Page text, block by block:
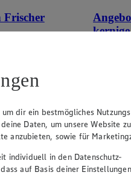
Frischer
1.11€ (Insgesamt
wie selbstgemacht,
500g
dir ein bestmögliches
Daten, um unsere Website zu
anzubieten, sowie für
individuell in den Datenschutz-
auf Basis deiner